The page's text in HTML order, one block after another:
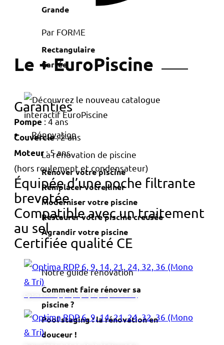
Grande
Par FORME
Rectangulaire
Carrée
Rénovation
La rénovation de piscine
Rénover votre piscine
Remplacer votre liner
Moderniser votre piscine
Restaurer votre piscine creusée
Agrandir votre piscine
Notre guide rénovation
Comment faire rénover sa
piscine ?
Pool staging : la rénovation en
douceur !
Le + EuroPiscine
Garanties
Pompe: 4 ans
Couvercle: 2 ans
Moteur : 5 ans
(hors roulement et condensateur)
Équipée d’une poche filtrante
brevetée
Compatible avec un traitement
au sel
Certifiée qualité CE
Optima RDP 6, 9, 14, 21, 24, 32, 36 (Mono & Tri)